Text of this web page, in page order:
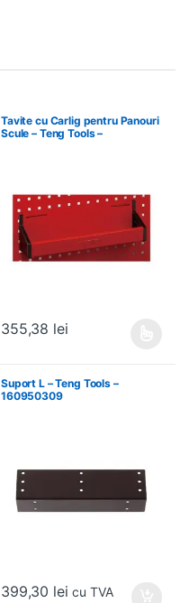
Tavite cu Carlig pentru Panouri
Scule – Teng Tools –
355,38 lei
Suport L – Teng Tools –
160950309
399,30 lei cu TVA